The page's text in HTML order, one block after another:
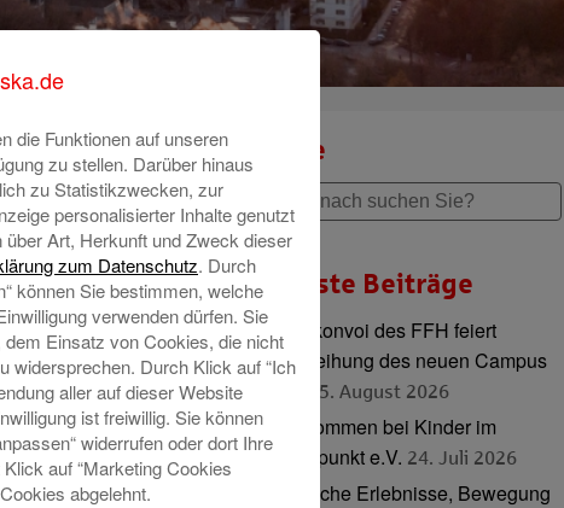
- jeden Tag
in die
Suche
Neueste Beiträge
Radlkonvoi des FFH feiert
Einweihung des neuen Campus
5. August 2026
Willkommen bei Kinder im
Mittelpunkt e.V. 24. Juli 2026
Tierische Erlebnisse, Bewegung
die Funktionen auf unseren
zu stellen. Darüber hinaus
zu Statistikzwecken, zur
personalisierter Inhalte genutzt
Art, Herkunft und Zweck dieser
zum Datenschutz. Durch
können Sie bestimmen, welche
verwenden dürfen. Sie
Einsatz von Cookies, die nicht
widersprechen. Durch Klick auf “Ich
aller auf dieser Website
ist freiwillig. Sie können
widerrufen oder dort Ihre
auf “Marketing Cookies
abgelehnt.